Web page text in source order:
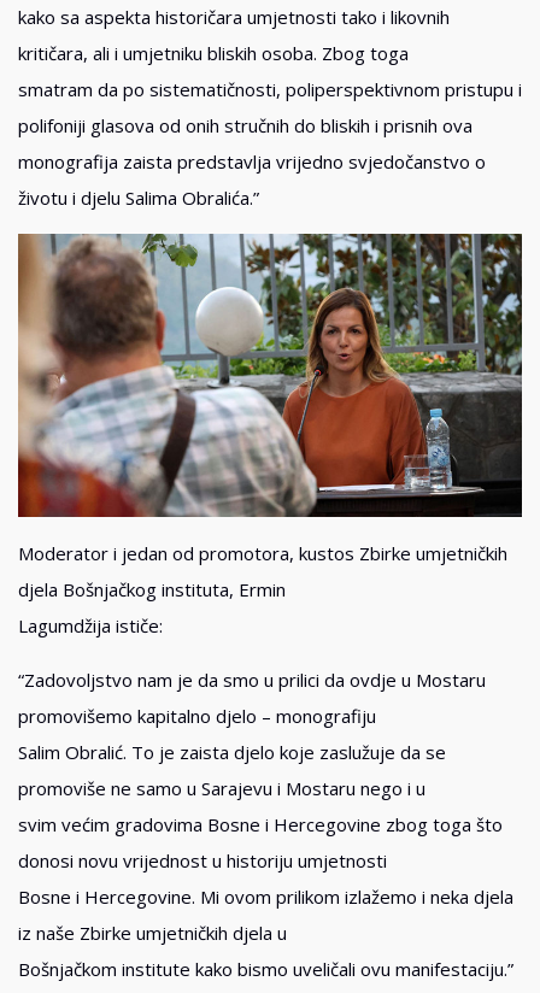
kako sa aspekta historičara umjetnosti tako i likovnih
kritičara, ali i umjetniku bliskih osoba. Zbog toga
smatram da po sistematičnosti, poliperspektivnom pristupu i
polifoniji glasova od onih stručnih do bliskih i prisnih ova
monografija zaista predstavlja vrijedno svjedočanstvo o
životu i djelu Salima Obralića.”
Moderator i jedan od promotora, kustos Zbirke umjetničkih
djela Bošnjačkog instituta, Ermin
Lagumdžija ističe:
“Zadovoljstvo nam je da smo u prilici da ovdje u Mostaru
promovišemo kapitalno djelo – monografiju
Salim Obralić. To je zaista djelo koje zaslužuje da se
promoviše ne samo u Sarajevu i Mostaru nego i u
svim većim gradovima Bosne i Hercegovine zbog toga što
donosi novu vrijednost u historiju umjetnosti
Bosne i Hercegovine. Mi ovom prilikom izlažemo i neka djela
iz naše Zbirke umjetničkih djela u
Bošnjačkom institute kako bismo uveličali ovu manifestaciju.”